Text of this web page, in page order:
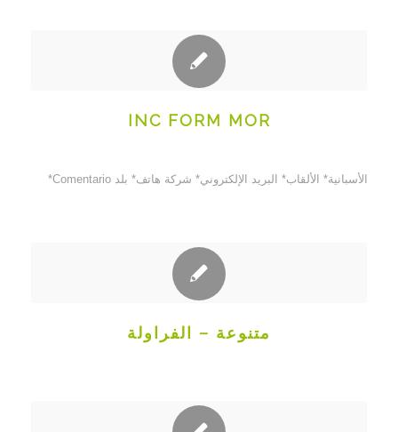
INC FORM MOR
الأسبانية* الألقاب* البريد الإلكتروني* شركة هاتف* بلد Comentario*
متنوعة – الفراولة